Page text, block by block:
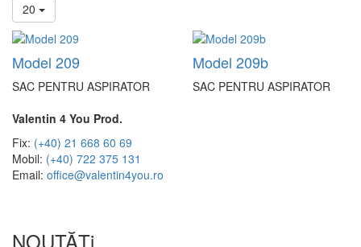
20
Model 209
SAC PENTRU ASPIRATOR
Model 209b
SAC PENTRU ASPIRATOR
Valentin 4 You Prod.
Fix: (+40) 21 668 60 69
Mobil: (+40) 722 375 131
Email: office@valentin4you.ro
NOUTĂȚi